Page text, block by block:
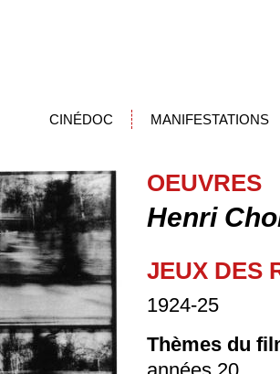
CINÉDOC MANIFESTATIONS
OEUVRES
Henri
JEUX DES
1924-25
Thèmes du